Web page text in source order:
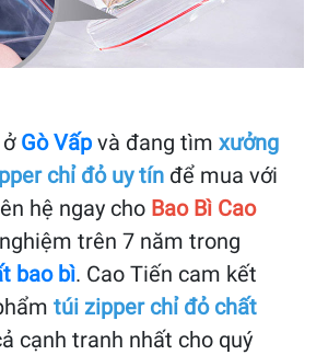
Gò Vấp và đang tìmxưởng
chỉ đỏ uy tín để mua với
hệ ngay cho Bao Bì Cao
trên 7 năm trong
bao bì. Cao Tiến cam kết
túi zipper chỉ đỏ chất
cạnh tranh nhất cho quý